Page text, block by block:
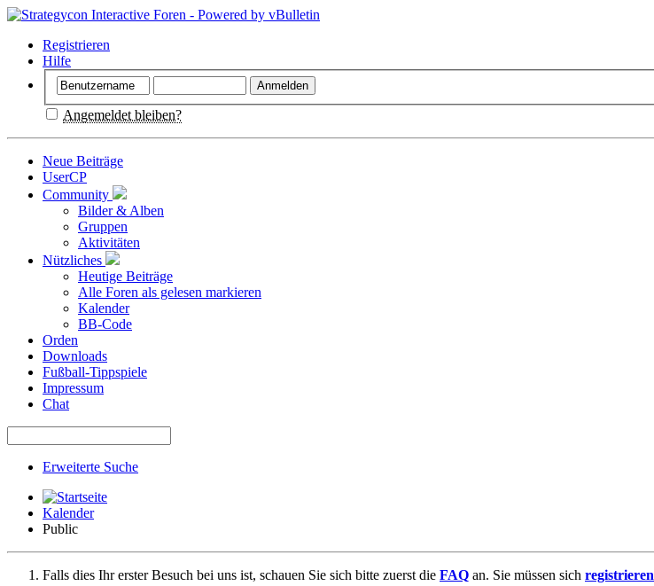
Registrieren
Hilfe
Angemeldet bleiben?
Neue Beiträge
UserCP
Community
Bilder & Alben
Gruppen
Aktivitäten
Nützliches
Heutige Beiträge
Alle Foren als gelesen markieren
Kalender
BB-Code
Orden
Downloads
Fußball-Tippspiele
Impressum
Chat
Erweiterte Suche
Kalender
Public
Falls dies Ihr erster Besuch bei uns ist, schauen Sie sich bitte zuerst die FAQ an. Sie müssen sich registrieren